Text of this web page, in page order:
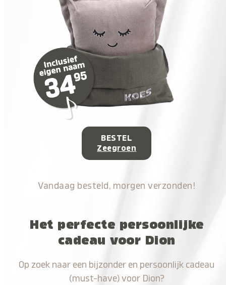
BESTEL
Zeegroen
Vandaag besteld, morgen verzonden!
Het perfecte persoonlijke
cadeau voor Dion
Op zoek naar een bijzonder en persoonlijk cadeau
(must-have) voor Dion?